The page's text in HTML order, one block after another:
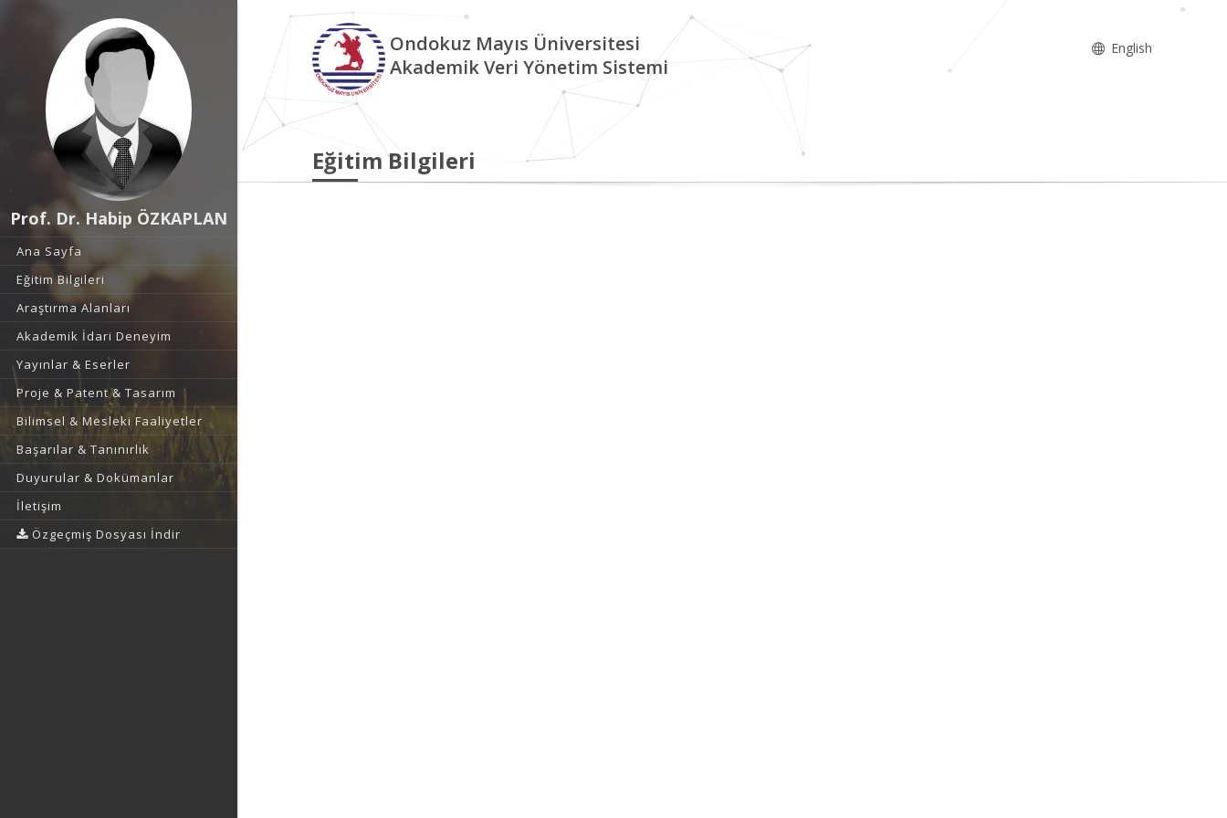
Prof. Dr. Habip ÖZKAPLAN
Ana Sayfa
Eğitim Bilgileri
Araştırma Alanları
Akademik İdari Deneyim
Yayınlar & Eserler
Proje & Patent & Tasarım
Bilimsel & Mesleki Faaliyetler
Başarılar & Tanınırlık
Duyurular & Dokümanlar
İletişim
Özgeçmiş Dosyası İndir
Ondokuz Mayıs Üniversitesi
Akademik Veri Yönetim Sistemi
English
Eğitim Bilgileri